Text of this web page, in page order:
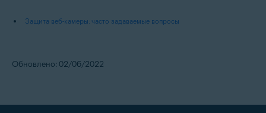
Защита веб-камеры: часто задаваемые вопросы
Обновлено: 02/06/2022